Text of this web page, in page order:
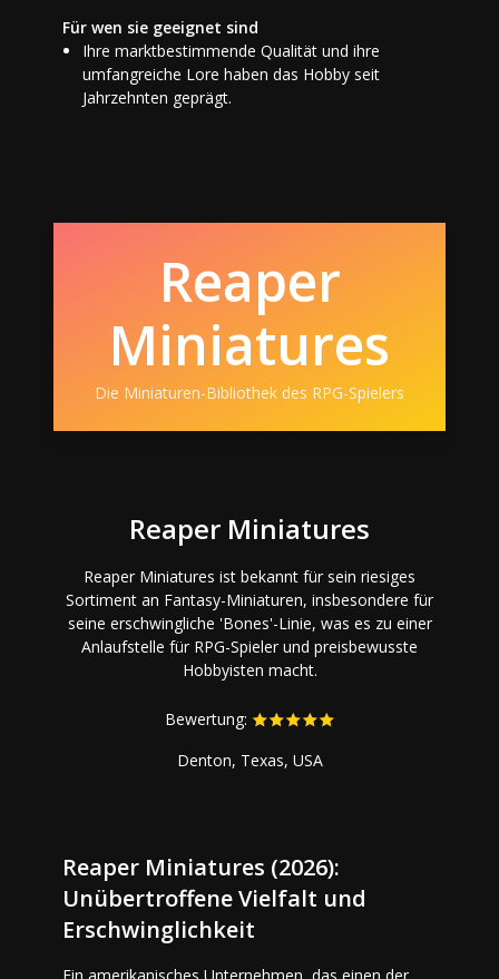
Für wen sie geeignet sind
Ihre marktbestimmende Qualität und ihre
umfangreiche Lore haben das Hobby seit
Jahrzehnten geprägt.
Reaper
Miniatures
Die Miniaturen-Bibliothek des RPG-Spielers
Reaper Miniatures
Reaper Miniatures ist bekannt für sein riesiges
Sortiment an Fantasy-Miniaturen, insbesondere für
seine erschwingliche 'Bones'-Linie, was es zu einer
Anlaufstelle für RPG-Spieler und preisbewusste
Hobbyisten macht.
Bewertung:
Denton, Texas, USA
Reaper Miniatures (2026):
Unübertroffene Vielfalt und
Erschwinglichkeit
Ein amerikanisches Unternehmen, das einen der